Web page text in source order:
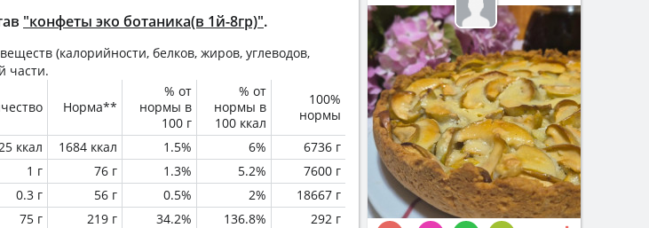
"конфеты эко ботаника(в 1й-8гр)".
(калорийности, белков, жиров, углеводов,
части.
Норма**
% от
нормы в
100 г
% от
нормы в
100 ккал
100%
нормы
ккал 1684 ккал 1.5% 6%
6736 г
1 г 76 г 1.3% 5.2%
7600 г
0.3 г 56 г 0.5% 2%
18667 г
75 г 219 г 34.2% 136.8%
292 г